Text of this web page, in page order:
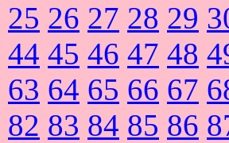
25 26 27 28 29
44 45 46 47 48
63 64 65 66 67
82 83 84 85 86